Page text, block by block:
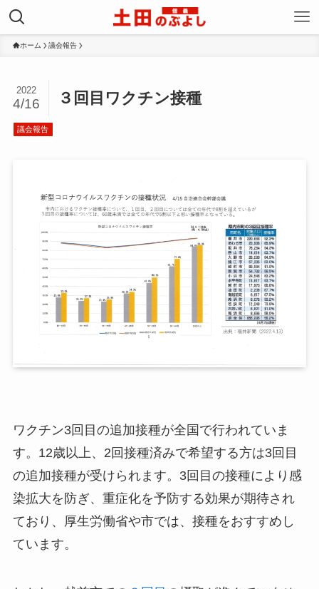
ホーム 議会報告
３回目ワクチン接種
2022
4/16
議会報告
ワクチン3回目の追加接種が全国で行われていま
す。12歳以上、2回接種済みで希望する方は3回目
の追加接種が受けられます。3回目の接種により感
染拡大を防ぎ、重症化を予防する効果が期待され
ており、厚生労働省や市では、接種をおすすめし
ています。